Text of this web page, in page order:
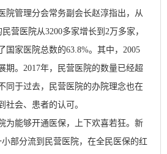
院管理分会常务副会长赵淳指出，从
营医院从3200多家增长到 2万多家，
国家医院总数的63.8%。其中， 2005
期。 2017年，民营医院的数量已经超
同于过去，民营医院的办院理念也在
社会、患者的认可。
为能够开通医保，上下欢喜若狂。新
小部分流到民营医院，在全民医保的红